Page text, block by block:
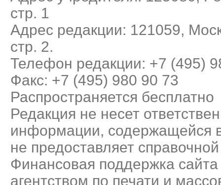
стр. 1
Адрес редакции: 121059,
стр. 2.
Телефон редакции: +7 (495)
Факс: +7 (495) 980 90 73
Распространяется бесплатно
Редакция не несет
информации, содержащейся
не предоставляет
Финансовая поддержка
агентством по печати и